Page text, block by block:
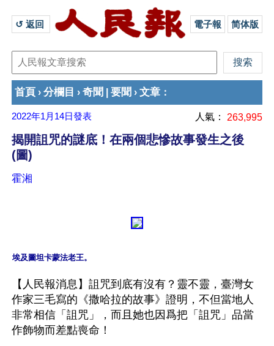
↺ 返回 電子報 简体版
首頁 › 分欄目 › 奇聞 要聞 › 文章 ：
2022年1月14日發表 人氣： 263,995
揭開詛咒的謎底！在兩個悲慘故事發生之後
(圖)
霍湘
【人民報消息】詛咒到底有沒有？靈不靈，臺灣女
作家三毛寫的《撒哈拉的故事》證明，不但當地人
非常相信「詛咒」，而且她也因爲把「詛咒」品當
作飾物而差點喪命！